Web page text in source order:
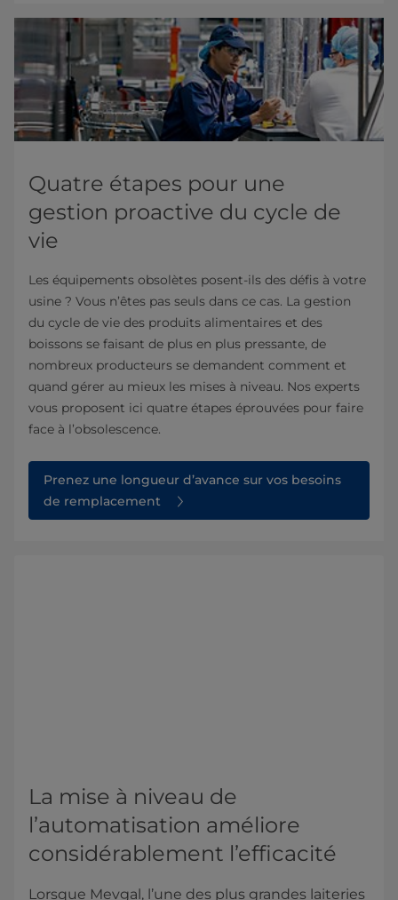
Quatre étapes pour une
gestion proactive du cycle de
vie
Les équipements obsolètes posent-ils des défis à votre
usine ? Vous n’êtes pas seuls dans ce cas. La gestion
du cycle de vie des produits alimentaires et des
boissons se faisant de plus en plus pressante, de
nombreux producteurs se demandent comment et
quand gérer au mieux les mises à niveau. Nos experts
vous proposent ici quatre étapes éprouvées pour faire
face à l’obsolescence.
Prenez une longueur d’avance sur vos besoins
de remplacement
La mise à niveau de
l’automatisation améliore
considérablement l’efficacité
Lorsque Mevgal, l’une des plus grandes laiteries